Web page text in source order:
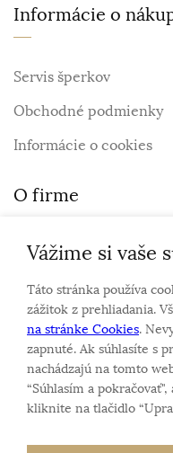
Informácie o
Servis šperkov
Obchodné podmienky
Informácie o cookies
O firme
Personalizovaný šperk
Kontakt
Sme rodinná firma a
a šperkov od roku 1994.
Pozrite sa na naše
Vážime si vaše
Táto stránka používa
zážitok z prehliadania.
na stránke Cookies.
zapnuté. Ak súhlasíte s
nachádzajú na tomto
“Súhlasím a
kliknite na tlačidlo